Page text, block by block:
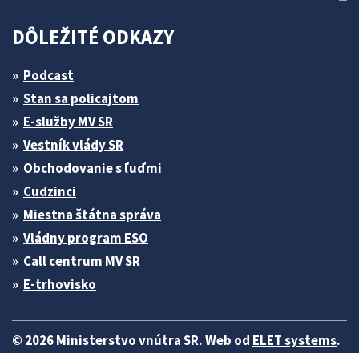
DÔLEŽITÉ ODKAZY
Podcast
Stan sa policajtom
E-služby MV SR
Vestník vlády SR
Obchodovanie s ľuďmi
Cudzinci
Miestna štátna správa
Vládny program ESO
Call centrum MV SR
E-trhovisko
© 2026 Ministerstvo vnútra SR. Web od ELET systems.